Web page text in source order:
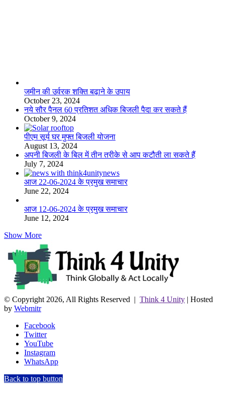
जमीन की उर्वरक शक्ति बढ़ाने के उपाय
October 23, 2024
नये सौर पैनल 60 प्रतिशत अधिक बिजली पैदा कर सकते हैं
October 9, 2024
पीएम सूर्य घर मुफ्त बिजली योजना
August 13, 2024
अपनी बिजली के बिल में तीन तरीके से आप कटौती ला सकते हैं
July 7, 2024
आज 22-06-2024 के प्रमुख समाचार
June 22, 2024
आज 12-06-2024 के प्रमुख समाचार
June 12, 2024
Show More
© Copyright 2026, All Rights Reserved | Think 4 Unity | Hosted
by Webmitr
Facebook
Twitter
YouTube
Instagram
WhatsApp
Back to top button